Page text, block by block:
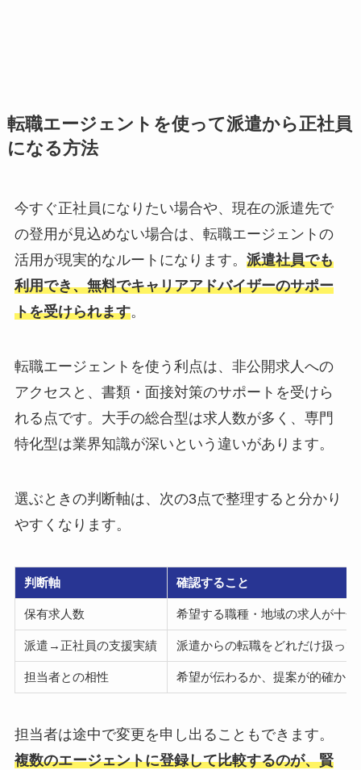
転職エージェントを使って派遣から正社員
になる方法
今すぐ正社員になりたい場合や、現在の派遣先で
の登用が見込めない場合は、転職エージェントの
活用が現実的なルートになります。 派遣社員でも
利用でき、無料でキャリアアドバイザーのサポー
トを受けられます。
転職エージェントを使う利点は、非公開求人への
アクセスと、書類・面接対策のサポートを受けら
れる点です。大手の総合型は求人数が多く、専門
特化型は業界知識が深いという違いがあります。
選ぶときの判断軸は、次の3点で整理すると分かり
やすくなります。
判断軸 確認すること
保有求人数 希望する職種・地域の求人が十
派遣→正社員の支援実績 派遣からの転職をどれだけ扱って
担当者との相性 希望が伝わるか、提案が的確か
担当者は途中で変更を申し出ることもできます。
複数のエージェントに登録して比較するのが、賢